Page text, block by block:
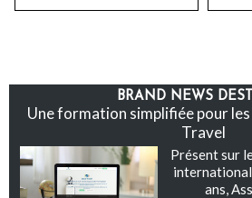
BRAND NEWS
Une formation simplifiée pour
Travel
Présent sur
ans,